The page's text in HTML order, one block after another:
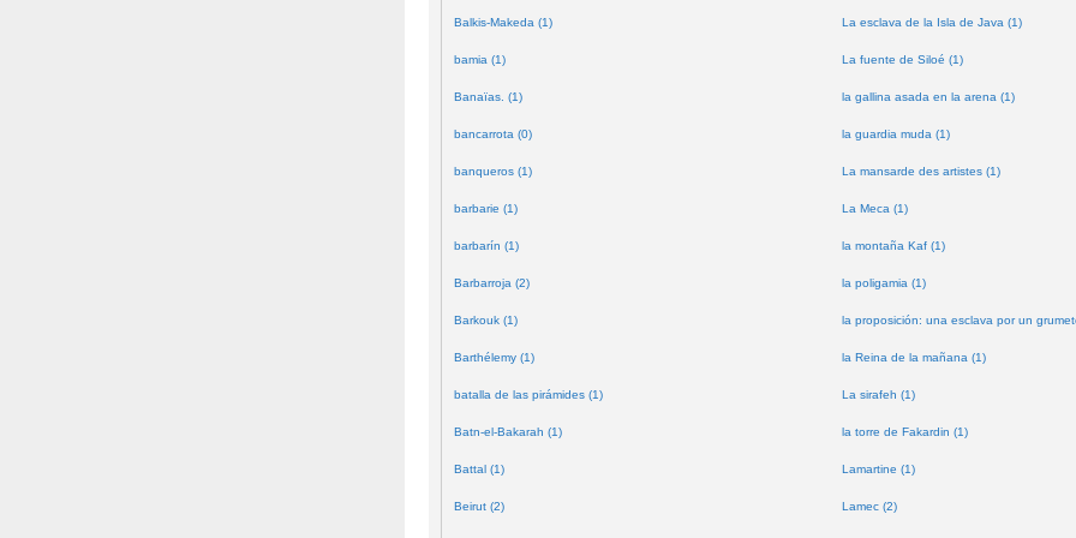
Balkis-Makeda (1)
bamia (1)
Banaïas. (1)
bancarrota (0)
banqueros (1)
barbarie (1)
barbarín (1)
Barbarroja (2)
Barkouk (1)
Barthélemy (1)
batalla de las pirámides (1)
Batn-el-Bakarah (1)
Battal (1)
Beirut (2)
La esclava de la Isla de Java (1)
La fuente de Siloé (1)
la gallina asada en la arena (1)
la guardia muda (1)
La mansarde des artistes (1)
La Meca (1)
la montaña Kaf (1)
la poligamia (1)
la proposición: una esclava por un
la Reina de la mañana (1)
La sirafeh (1)
la torre de Fakardin (1)
Lamartine (1)
Lamec (2)